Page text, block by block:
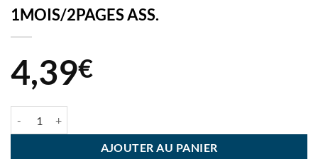
1MOIS/2PAGES ASS.
4,39€
AJOUTER AU PANIER